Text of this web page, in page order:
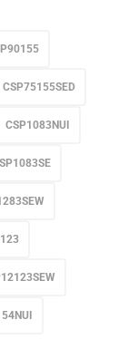
CSP75155SED
CSP1083NUI